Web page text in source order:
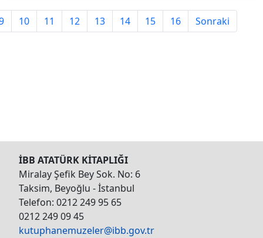
10 11 12 13 14 15 16 Sonraki
İBB ATATÜRK KİTAPLIĞI
Miralay Şefik Bey Sok. No: 6
Taksim, Beyoğlu - İstanbul
Telefon: 0212 249 95 65
0212 249 09 45
kutuphanemuzeler@ibb.gov.tr